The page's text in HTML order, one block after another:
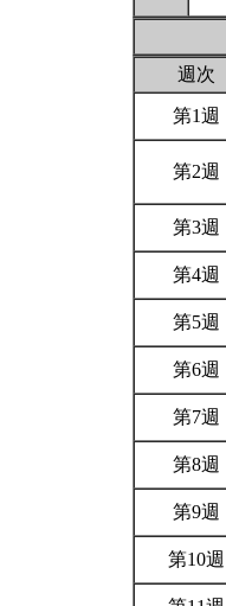
週次
第1週
第2週
第3週
第4週
第5週
第6週
第7週
第8週
第9週
第10週